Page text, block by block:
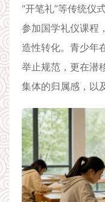
“开笔礼”等传统仪
参加国学礼仪课程
造性转化。青少年
举止规范，更在潜
集体的归属感，以